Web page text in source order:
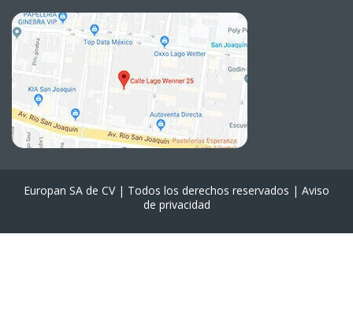
Europan SA de CV | Todos los derechos reservados | Aviso
de privacidad